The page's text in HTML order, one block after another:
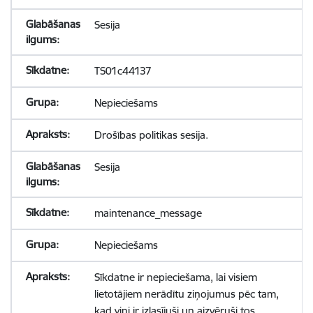
Sesija
TS01c44137
Nepieciešams
Drošības politikas sesija.
Sesija
maintenance_message
Nepieciešams
Sīkdatne ir nepieciešama, lai visiem
lietotājiem nerādītu ziņojumus pēc tam,